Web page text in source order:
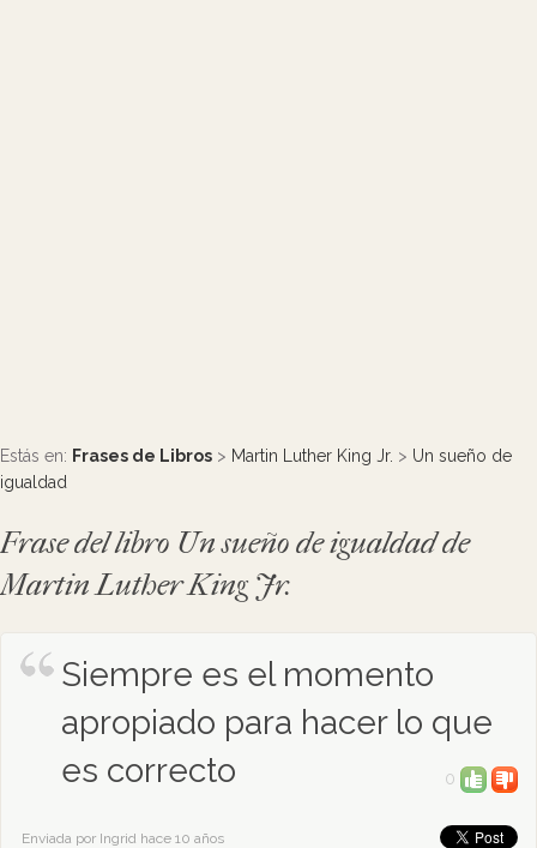
Estás en: Frases de Libros > Martin Luther King Jr. > Un sueño de
igualdad
Frase del libro Un sueño de igualdad de
Martin Luther King Jr.
Siempre es el momento
apropiado para hacer lo que
es correcto
0
Enviada por Ingrid hace 10 años